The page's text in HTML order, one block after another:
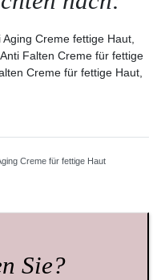
Creme fettige Haut,
Falten Creme für fettige
Creme für fettige Haut,
Creme für fettige Haut
Sie?